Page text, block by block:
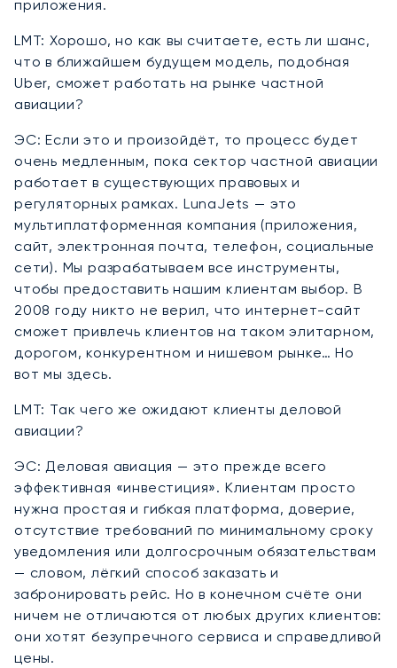
приложения.
LMT: Хорошо, но как вы считаете, есть ли шанс,
что в ближайшем будущем модель, подобная
Uber, сможет работать на рынке частной
авиации?
ЭС: Если это и произойдёт, то процесс будет
очень медленным, пока сектор частной авиации
работает в существующих правовых и
регуляторных рамках. LunaJets — это
мультиплатформенная компания (приложения,
сайт, электронная почта, телефон, социальные
сети). Мы разрабатываем все инструменты,
чтобы предоставить нашим клиентам выбор. В
2008 году никто не верил, что интернет-сайт
сможет привлечь клиентов на таком элитарном,
дорогом, конкурентном и нишевом рынке… Но
вот мы здесь.
LMT: Так чего же ожидают клиенты деловой
авиации?
ЭС: Деловая авиация — это прежде всего
эффективная «инвестиция». Клиентам просто
нужна простая и гибкая платформа, доверие,
отсутствие требований по минимальному сроку
уведомления или долгосрочным обязательствам
— словом, лёгкий способ заказать и
забронировать рейс. Но в конечном счёте они
ничем не отличаются от любых других клиентов:
они хотят безупречного сервиса и справедливой
цены.